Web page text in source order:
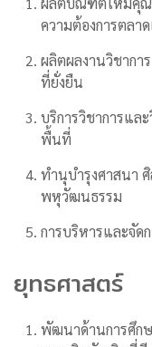
ความต้องการตลา
ผลิตผลงานวิชากา
ที่ยั่งยืน
บริการวิชาการแล
พื้นที่
ทำนุบำรุงศาสนา
พหุวัฒนธรรม
การบริหารและจัด
ยุทธศาสตร์
พัฒนาด้านการศึก